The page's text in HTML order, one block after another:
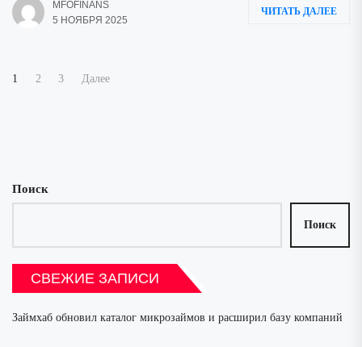
MFOFINANS
5 НОЯБРЯ 2025
ЧИТАТЬ ДАЛЕЕ
Пагинация
1 2 3 Далее
Поиск
Поиск
СВЕЖИЕ ЗАПИСИ
Займхаб обновил каталог микрозаймов и расширил базу компаний